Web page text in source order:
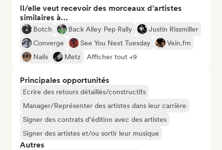
Il/elle veut recevoir des morceaux d’artistes
similaires à…
Botch Back Alley Pep Rally
Justin Rissmiller
Converge
See You Next Tuesday
Vein.fm
Nails
Metz Afficher tout +9
Principales opportunités
Ecrire des retours détaillés/constructifs
Manager/Représenter des artistes dans leur carrière
Signer des contrats d’édition avec des artistes
Signer des artistes et/ou sortir leur musique
Autres